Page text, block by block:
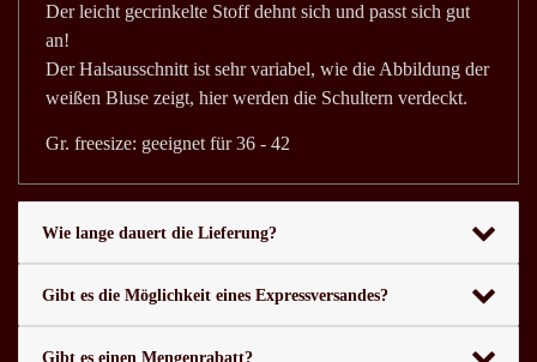
Der leicht gecrinkelte Stoff dehnt sich und passt sich gut
an!
Der Halsausschnitt ist sehr variabel, wie die Abbildung der
weißen Bluse zeigt, hier werden die Schultern verdeckt.
Gr. freesize: geeignet für 36 - 42
Wie lange dauert die Lieferung?
Gibt es die Möglichkeit eines Expressversandes?
Gibt es einen Mengenrabatt?